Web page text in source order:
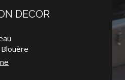
DECOR